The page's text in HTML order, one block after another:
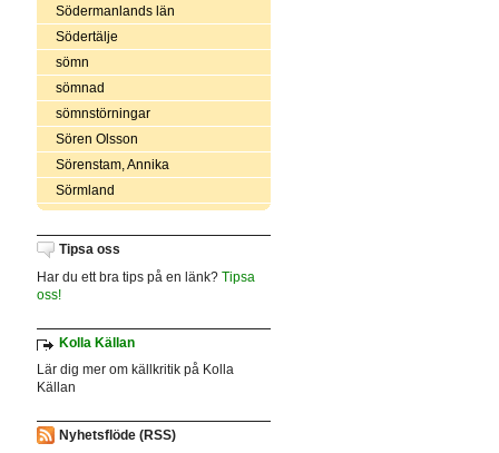
Södermanlands län
Södertälje
sömn
sömnad
sömnstörningar
Sören Olsson
Sörenstam, Annika
Sörmland
Tipsa oss
Har du ett bra tips på en länk? Tipsa
oss!
Kolla Källan
Lär dig mer om källkritik på Kolla
Källan
Nyhetsflöde (RSS)